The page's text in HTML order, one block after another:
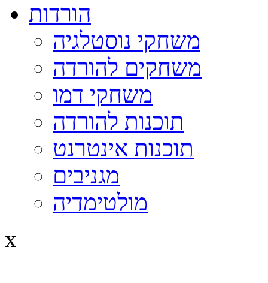
הורדות
משחקי נוסטלגיה
משחקים להורדה
משחקי דמו
תוכנות להורדה
תוכנות אינטרנט
מגניבים
מולטימדיה
x